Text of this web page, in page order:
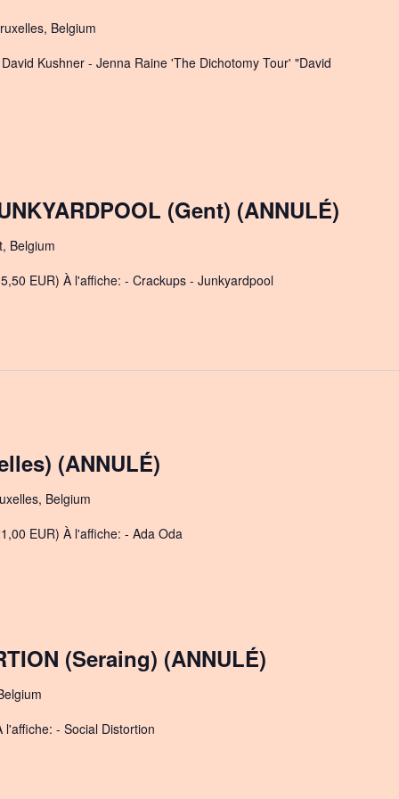
Belgium
Kushner - Jenna Raine 'The Dichotomy Tour' "David
(Gent) (ANNULÉ)
Belgium
EUR) À l'affiche: - Crackups - Junkyardpool
(ANNULÉ)
Belgium
EUR) À l'affiche: - Ada Oda
(Seraing) (ANNULÉ)
- Social Distortion